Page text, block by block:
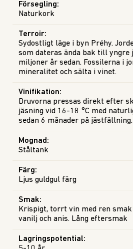
Försegling:
Naturkork
Terroir:
Sydostligt läge i byn Préhy.
som dateras ända bak till yngre
miljoner år sedan. Fossilerna i
mineralitet och sälta i vinet.
Vinifikation:
Druvorna pressas direkt efter
jäsning vid 16-18 °C med
sedan 6 månader på jästfällning.
Mognad :
Ståltank
Färg:
Ljus guldgul färg
Smak:
Krispigt, torrt vin med ren
vanilj och anis. Lång eftersmak
Lagringspotential: